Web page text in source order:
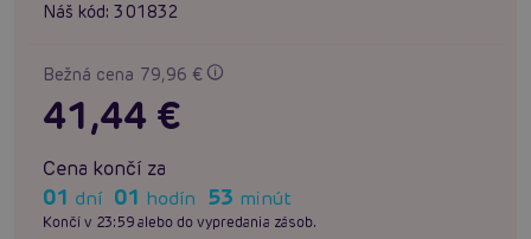
Náš kód: 301832
Bežná cena 79,96 €
41,44 €
Cena končí za
01 dní 01 hodín 53 minút
Končí v 23:59 alebo do vypredania zásob.